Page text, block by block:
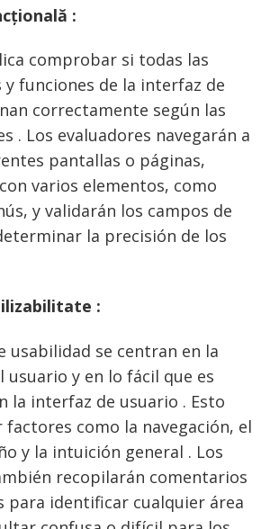
:
comprobar si todas las
funciones de la interfaz de
correctamente según las
. Los evaluadores navegarán a
pantallas o páginas,
varios elementos, como
y validarán los campos de
la precisión de los
:
usabilidad se centran en la
usuario y en lo fácil que es
la interfaz de usuario . Esto
factores como la navegación, el
y la intuición general . Los
recopilarán comentarios
para identificar cualquier área